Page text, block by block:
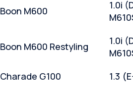
Boon M600
1.0i
Boon M600 Restyling
1.0i
Charade G100
1.3